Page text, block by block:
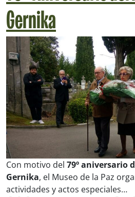
Gernika
Con motivo del 79º aniversario
Gernika, el Museo de la Paz
actividades y actos especiales…